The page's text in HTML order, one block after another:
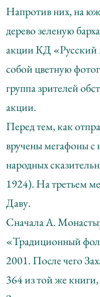
Напротив них, на
дерево зеленую
акции КД «Русский
собой цветную
группа зрителей
акции.
Перед тем, как
вручены мегафоны
народных
1924). На третьем
Даву.
Сначала А.
«Традиционный
2001. После чего
364 из той же